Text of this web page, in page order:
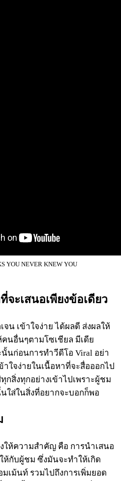
YOU NEVER KNEW YOU
ะเสนอเพียงข้อเดียว
น เข้าใจง่าย ได้ผลดี ส่งผลให้
นอื่นๆตามโซเชียล มีเดีย
นก่อนการทำวีดีโอ Viral อย่า
ใจง่ายในเนื้อหาที่จะสื่อออกไป
กสิ่งทุกอย่างเข้าไปเพราะผู้ชม
ใส่ในสิ่งที่อยากจะบอกก็พอ
ให้ความสำคัญ คือ การนำเสนอ
กับผู้ชม ซึ่งมันจะทำให้เกิด
เม้นท์ รวมไปถึงการเพิ่มยอด